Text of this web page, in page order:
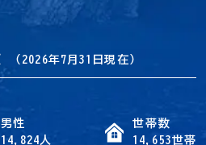
（2026年7月31日現在）
男性
14,824人
世帯数
14,653世帯